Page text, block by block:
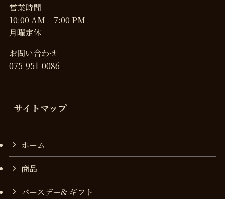
営業時間
10:00 AM – 7:00 PM
月曜定休
お問い合わせ
075-951-0086
サイトマップ
ホーム
商品
バースデー& ギフト